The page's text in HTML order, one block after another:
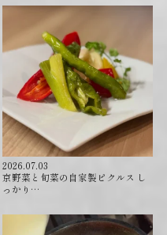
2026.07.03
京野菜と旬菜の自家製ピクルス し
っかり…